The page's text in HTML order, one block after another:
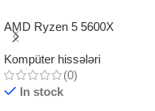
AMD Ryzen 5 5600X
Kompüter hissələri
(0)
In stock